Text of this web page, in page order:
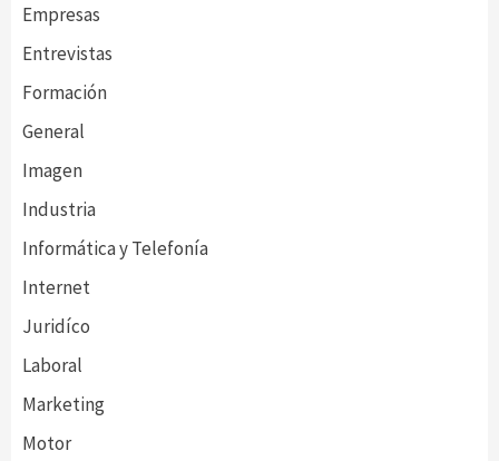
Empresas
Entrevistas
Formación
General
Imagen
Industria
Informática y Telefonía
Internet
Juridíco
Laboral
Marketing
Motor